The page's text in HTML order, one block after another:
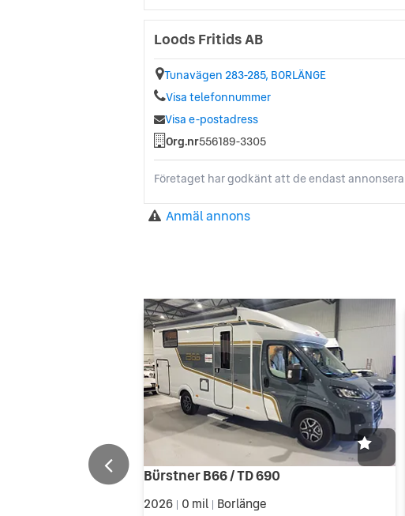
Loods Fritids AB
Tunavägen 283-285, BORLÄNGE
Visa telefonnummer
Visa e-postadress
Org.nr556189-3305
Företaget har godkänt att de endast
Anmäl annons
Bürstner B66 / TD 690
2026 0 mil Borlänge